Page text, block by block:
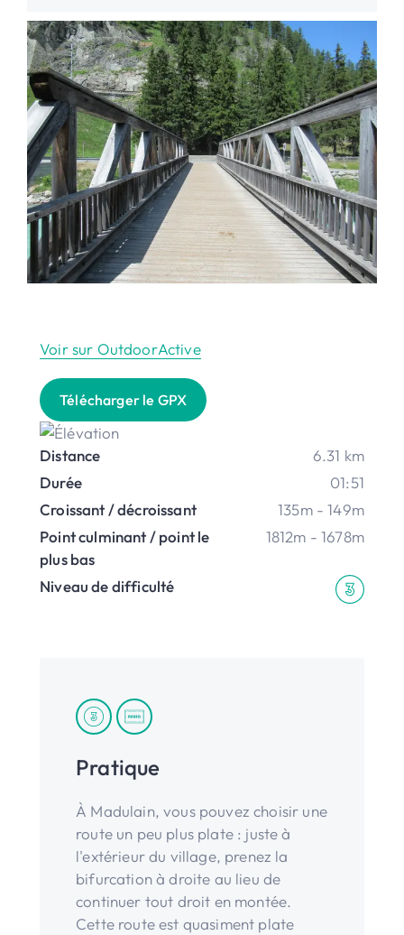
Voir sur OutdoorActive
Télécharger le GPX
Distance
6.31 km
Durée
01:51
Croissant / décroissant
135m - 149m
Point culminant / point le
plus bas
1812m - 1678m
Niveau de difficulté
Pratique
À Madulain, vous pouvez choisir une
route un peu plus plate : juste à
l'extérieur du village, prenez la
bifurcation à droite au lieu de
continuer tout droit en montée.
Cette route est quasiment plate